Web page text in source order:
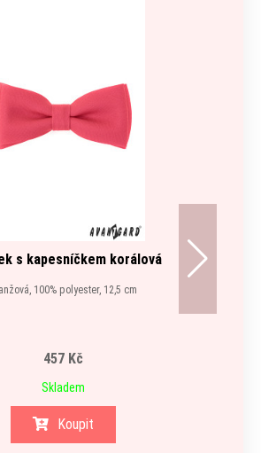
s kapesníčkem korálová
100% polyester, 12,5 cm
457 Kč
Skladem
Koupit